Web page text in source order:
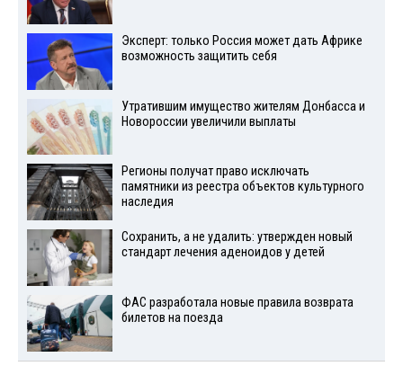
Эксперт: только Россия может дать Африке
возможность защитить себя
Утратившим имущество жителям Донбасса и
Новороссии увеличили выплаты
Регионы получат право исключать
памятники из реестра объектов культурного
наследия
Сохранить, а не удалить: утвержден новый
стандарт лечения аденоидов у детей
ФАС разработала новые правила возврата
билетов на поезда